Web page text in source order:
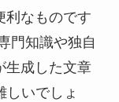
利なものです
門知識や独自
生成した文章
しいでしょ